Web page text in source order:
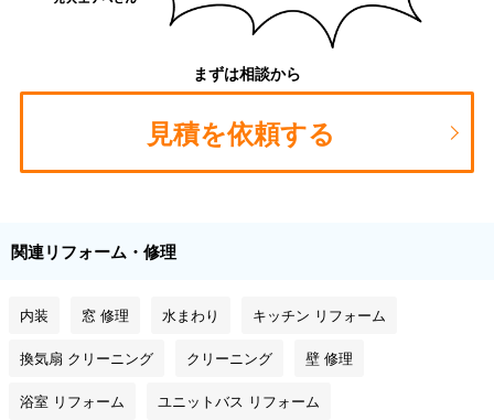
まずは相談から
見積を依頼する
関連リフォーム・修理
内装 窓 修理 水まわり キッチン リフォーム
換気扇 クリーニング クリーニング 壁 修理
浴室 リフォーム ユニットバス リフォーム